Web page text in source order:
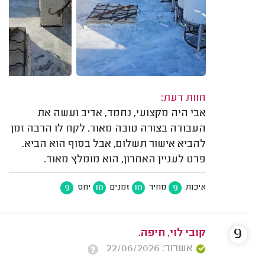
חוות דעת:
אבי היה מקצועי, נחמד, אדיב ועשה את
העבודה בצורה טובה מאוד. לקח לו הרבה זמן
להביא אישור תשלום, אבל בסוף הוא הביא.
פרט לעניין האחרון, הוא מומלץ מאוד.
איכות 9 מחיר 10 זמנים 10 יחס 9
קובי לוי, חיפה.
אשרור: 22/06/2026
9